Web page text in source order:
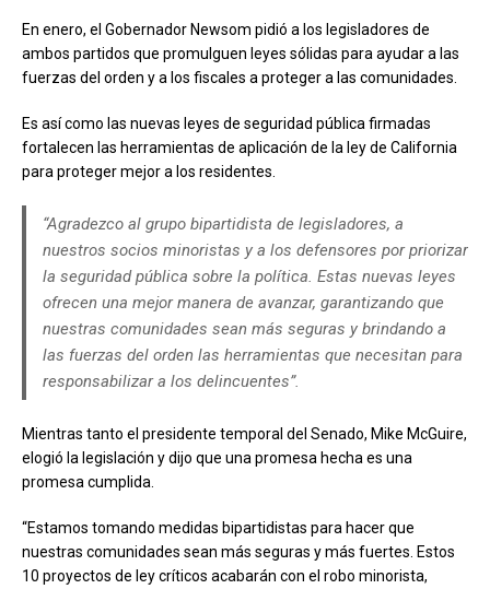
En enero, el Gobernador Newsom pidió a los legisladores de
ambos partidos que promulguen leyes sólidas para ayudar a las
fuerzas del orden y a los fiscales a proteger a las comunidades.
Es así como las nuevas leyes de seguridad pública firmadas
fortalecen las herramientas de aplicación de la ley de California
para proteger mejor a los residentes.
“Agradezco al grupo bipartidista de legisladores, a
nuestros socios minoristas y a los defensores por priorizar
la seguridad pública sobre la política. Estas nuevas leyes
ofrecen una mejor manera de avanzar, garantizando que
nuestras comunidades sean más seguras y brindando a
las fuerzas del orden las herramientas que necesitan para
responsabilizar a los delincuentes”.
Mientras tanto el presidente temporal del Senado, Mike McGuire,
elogió la legislación y dijo que una promesa hecha es una
promesa cumplida.
“Estamos tomando medidas bipartidistas para hacer que
nuestras comunidades sean más seguras y más fuertes. Estos
10 proyectos de ley críticos acabarán con el robo minorista,